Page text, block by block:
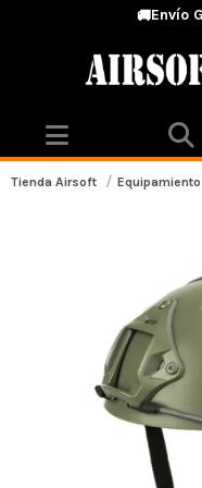
🚚Envío
Tienda Airsoft Equipamiento